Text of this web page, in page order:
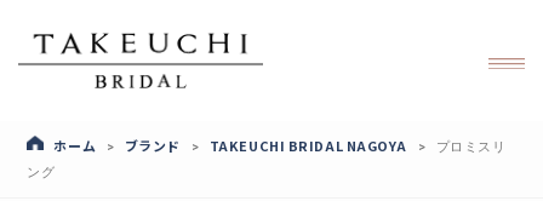
ホーム > ブランド > TAKEUCHI BRIDAL NAGOYA >
プロミスリ
ング